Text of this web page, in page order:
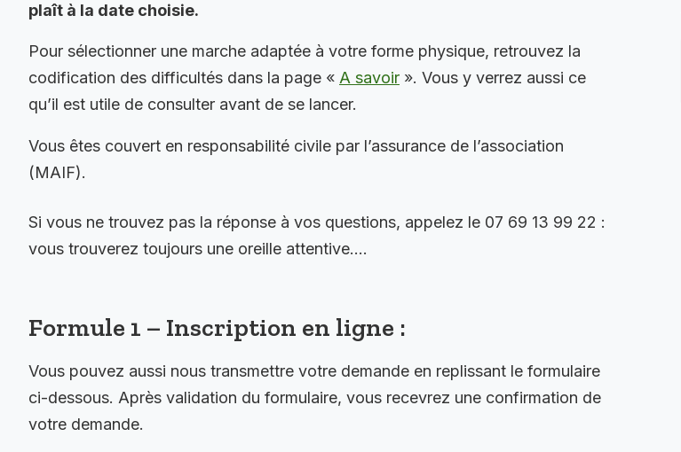
plaît à la date choisie.
Pour sélectionner une marche adaptée à votre forme physique, retrouvez la
codification des difficultés dans la page « A savoir ». Vous y verrez aussi ce
qu’il est utile de consulter avant de se lancer.
Vous êtes couvert en responsabilité civile par l’assurance de l’association
(MAIF).
Si vous ne trouvez pas la réponse à vos questions, appelez le 07 69 13 99 22 :
vous trouverez toujours une oreille attentive….
Formule 1 – Inscription en ligne :
Vous pouvez aussi nous transmettre votre demande en replissant le formulaire
ci-dessous. Après validation du formulaire, vous recevrez une confirmation de
votre demande.